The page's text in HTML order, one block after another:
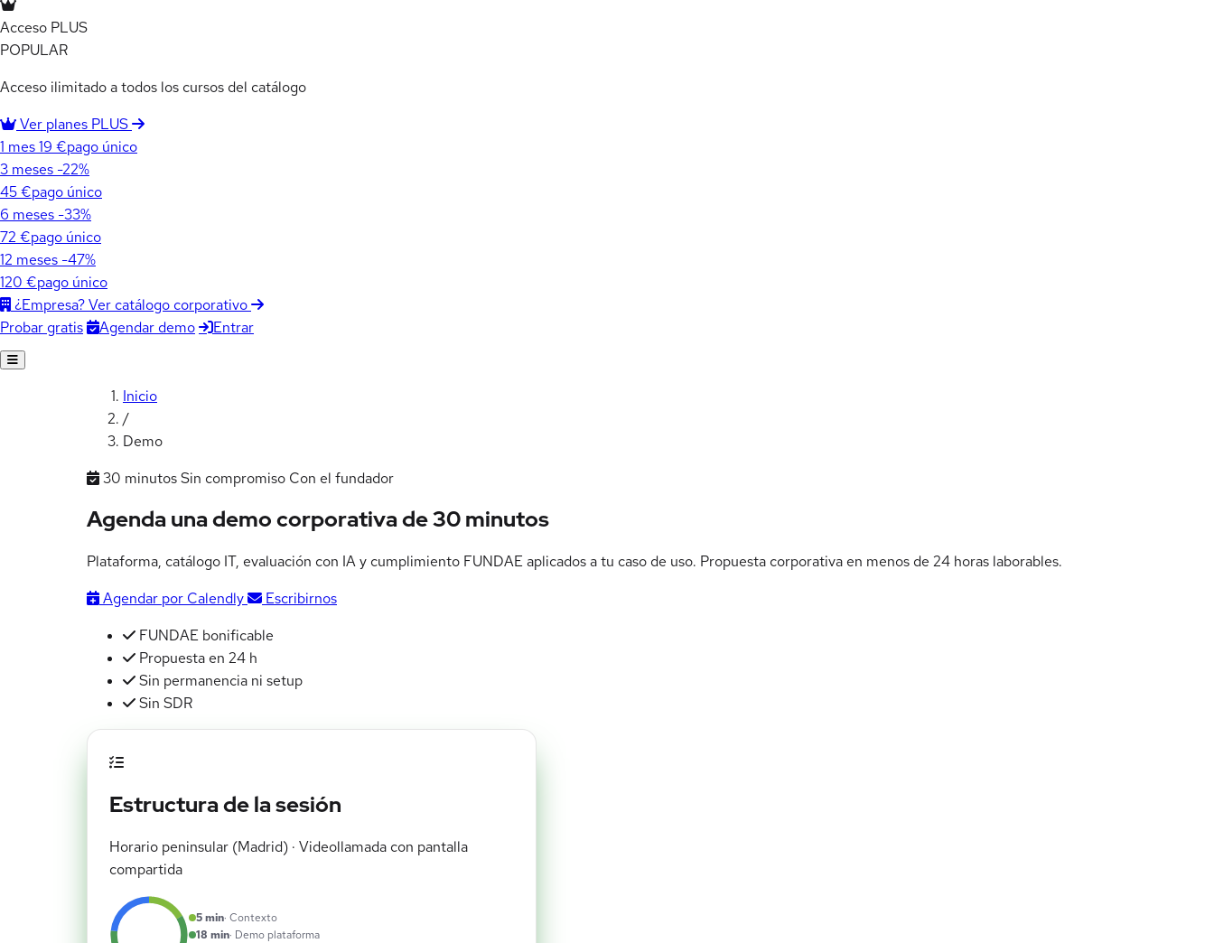
Acceso PLUS
POPULAR
Acceso ilimitado a todos los cursos del catálogo
Ver planes PLUS
1 mes19 €pago único
3 meses -22%
45 €pago único
6 meses -33%
72 €pago único
12 meses -47%
120 €pago único
¿Empresa? Ver catálogo corporativo
Probar gratis
Agendar demo Entrar
Inicio
/
Demo
30 minutosSin compromiso Con el fundador
Agenda una demo corporativa de30 minutos
Plataforma, catálogo IT, evaluación con IA y cumplimiento FUNDAE aplicados a tu caso de uso. Propuesta corporativa en menos de 24 horas laborables.
Agendar por Calendly
Escribirnos
FUNDAE bonificable
Propuesta en 24 h
Sin permanencia ni setup
Sin SDR
Estructura de la sesión
Horario peninsular (Madrid) · Videollamada con pantalla
compartida
5 min· Contexto
18 min· Demo plataforma